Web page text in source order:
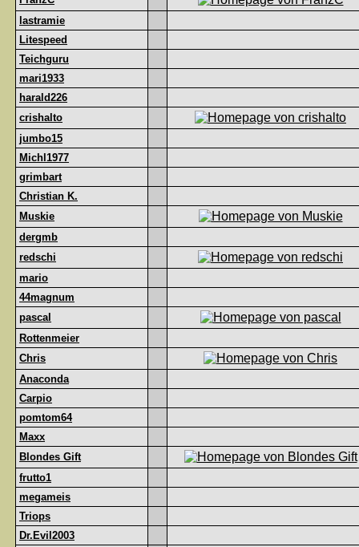
lastramie
Litespeed
Teichguru
mari1933
harald226
crishalto
jumbo15
Michl1977
grimbart
Christian K.
Muskie
dergmb
redschi
mario
44magnum
pascal
Rottenmeier
Chris
Anaconda
Carpio
pomtom64
Maxx
Blondes Gift
frutto1
megameis
Triops
Dr.Evil2003